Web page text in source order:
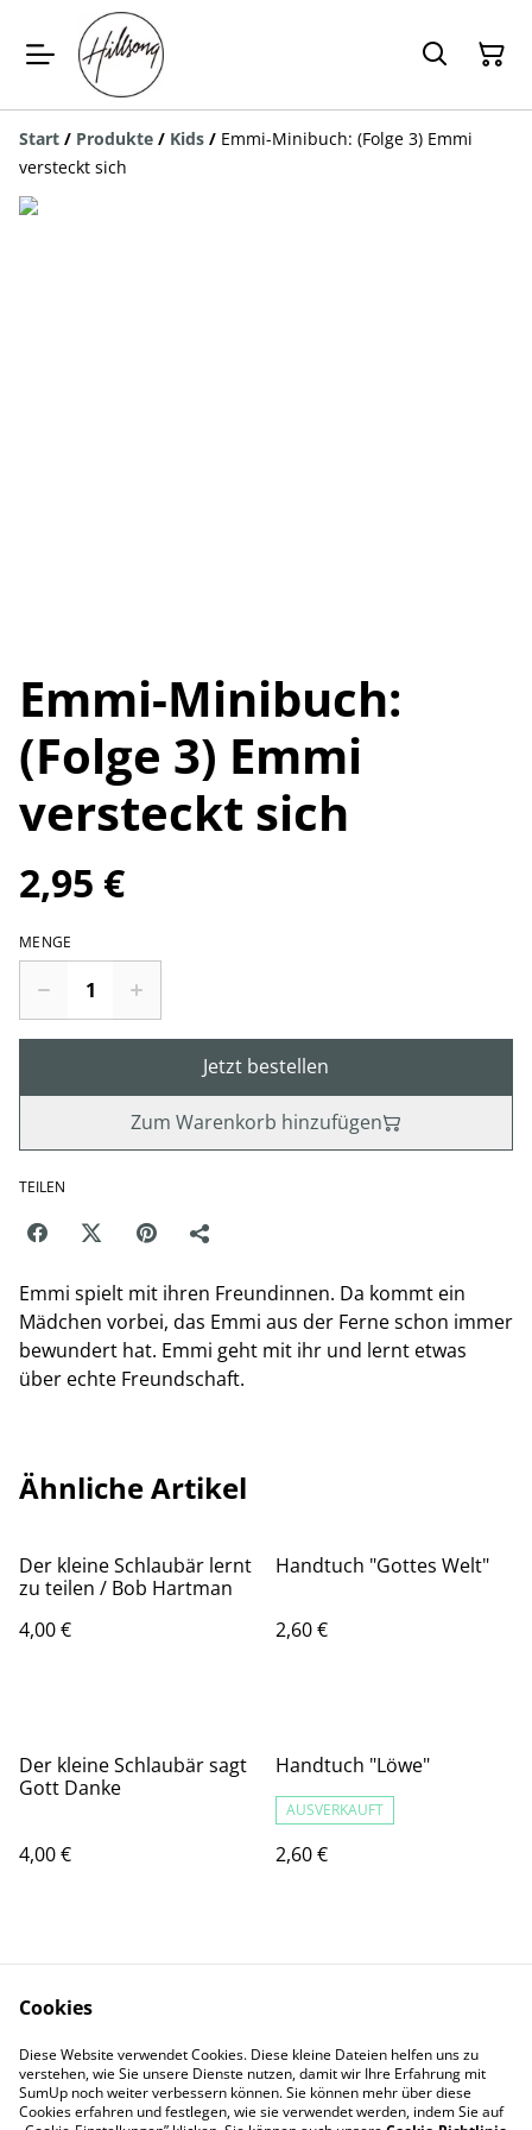
Start / Produkte / Kids / Emmi-Minibuch: (Folge 3) Emmi
versteckt sich
Emmi-Minibuch:
(Folge 3) Emmi
versteckt sich
2,95 €
MENGE
Jetzt bestellen
Zum Warenkorb hinzufügen
TEILEN
Emmi spielt mit ihren Freundinnen. Da kommt ein
Mädchen vorbei, das Emmi aus der Ferne schon immer
bewundert hat. Emmi geht mit ihr und lernt etwas
über echte Freundschaft.
Ähnliche Artikel
Der kleine Schlaubär lernt
zu teilen / Bob Hartman
4,00 €
Handtuch "Gottes Welt"
2,60 €
Der kleine Schlaubär sagt
Gott Danke
4,00 €
Handtuch "Löwe"
AUSVERKAUFT
2,60 €
Kontaktieren Sie uns
Rechtliche
Bestimmungen
Datenschutzbestimm
Cookie-Richtlinie
Cookies
Diese Website verwendet Cookies. Diese kleine Dateien helfen uns zu
verstehen, wie Sie unsere Dienste nutzen, damit wir Ihre Erfahrung mit
SumUp noch weiter verbessern können. Sie können mehr über diese
Cookies erfahren und festlegen, wie sie verwendet werden, indem Sie auf